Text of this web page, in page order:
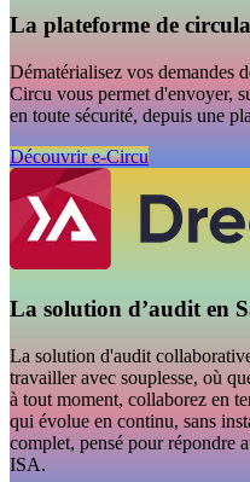
La plateforme de
Dématérialisez vos demandes
Circu vous permet d'envoyer,
en toute sécurité, depuis une
Découvrir e-Circu
La solution d’audit en
La solution d'audit
travailler avec souplesse, où
à tout moment, collaborez en
qui évolue en continu, sans
complet, pensé pour répondre
ISA.